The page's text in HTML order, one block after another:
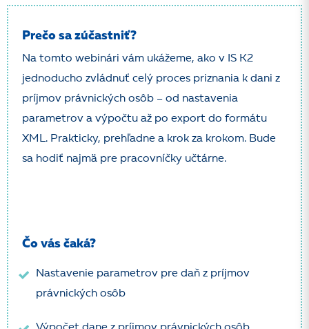
Prečo sa zúčastniť?
Na tomto webinári vám ukážeme, ako v IS K2
jednoducho zvládnuť celý proces priznania k dani z
príjmov právnických osôb – od nastavenia
parametrov a výpočtu až po export do formátu
XML. Prakticky, prehľadne a krok za krokom. Bude
sa hodiť najmä pre pracovníčky učtárne.
Čo vás čaká?
Nastavenie parametrov pre daň z príjmov
právnických osôb